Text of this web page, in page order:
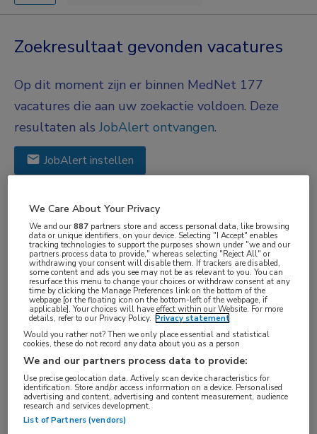
Zoekresultaat gevonden vacatures
Op dit moment zijn er binnen MedNet 177
vacatures die aan uw zoekactie voldoen. Deze
resultaten alsJobAlert ontvangen.
JobAlert instellen
We hebben177vacatures voor je gevonden
04-08-2026
MSNW - ANIOS beschouwende
specialismen
Noordwest Ziekenhuisgroep, Alkmaar
FUNCTIE
ANIOS
BRANCHE
Ziekenhuis
OPLEIDINGSNIVEAU
We Care About Your Privacy
We and our887 partners store and access personal data, like browsing
data or unique identifiers, on your device. Selecting "I Accept" enables
tracking technologies to support the purposes shown under "we and our
partners process data to provide," whereas selecting "Reject All" or
withdrawing your consent will disable them. If trackers are disabled,
some content and ads you see may not be as relevant to you. You can
resurface this menu to change your choices or withdraw consent at any
time by clicking the Manage Preferences link on the bottom of the
webpage [or the floating icon on the bottom-left of the webpage, if
applicable]. Your choices will have effect within our Website. For more
details, refer to our Privacy Policy. Privacy statement
Would you rather not? Then we only place essential and statistical
cookies, these do not record any data about you as a person
We and our partners process data to provide:
Use precise geolocation data. Actively scan device characteristics for
identification. Store and/or access information on a device. Personalised
advertising and content, advertising and content measurement, audience
research and services development.
List of Partners (vendors)